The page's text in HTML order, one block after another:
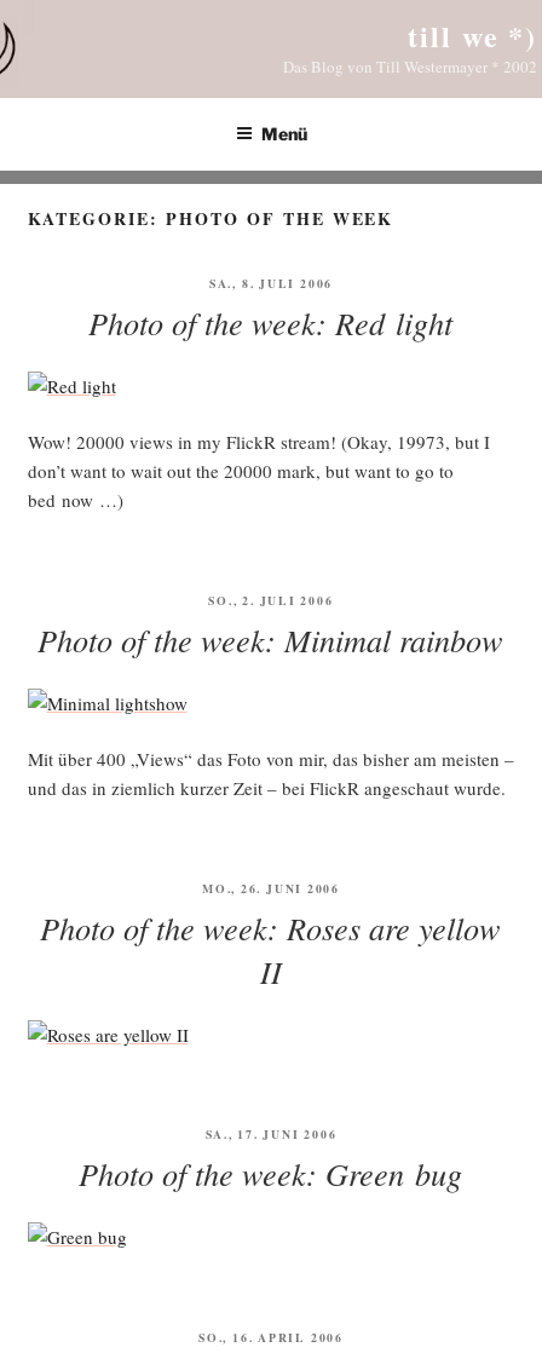
Inhalt
springen
till we *)
Das Blog von Till Westermayer * 2002
Menü
KATEGORIE:PHOTO OF THE WEEK
VERÖFFENTLICHT
SA., 8. JULI 2006
Photo of the week: Red light
Wow! 20000 views in my FlickR stream! (Okay, 19973, but I
don’t want to wait out the 20000 mark, but want to go to
bed now …)
VERÖFFENTLICHT
SO., 2. JULI 2006
Photo of the week: Minimal rainbow
Mit über 400 „Views“ das Foto von mir, das bis­her am meis­ten –
und das in ziem­lich kur­zer Zeit – bei FlickR ange­schaut wurde.
VERÖFFENTLICHT
MO., 26. JUNI 2006
Photo of the week: Roses are yellow
II
VERÖFFENTLICHT
SA., 17. JUNI 2006
Photo of the week: Green bug
VERÖFFENTLICHT
SO., 16. APRIL 2006